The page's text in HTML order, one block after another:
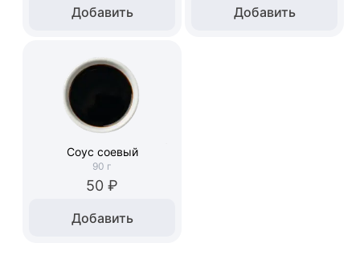
Добавить Добавить
Соус соевый
90 г
50 ₽
Добавить